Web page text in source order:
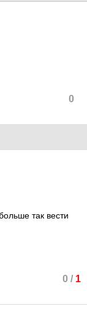
0
так вести
0 / 1